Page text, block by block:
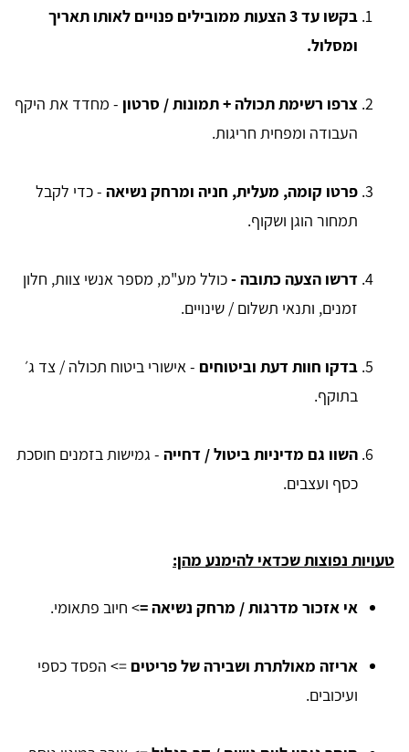
בקשו עד 3 הצעות ממובילים פנויים לאותו תאריך
ומסלול.
צרפו רשימת תכולה + תמונות / סרטון - מחדד את היקף
העבודה ומפחית חריגות.
פרטו קומה, מעלית, חניה ומרחק נשיאה - כדי לקבל
תמחור הוגן ושקוף.
דרשו הצעה כתובה -כולל מע"מ, מספר אנשי צוות, חלון
זמנים, ותנאי תשלום / שינויים.
בדקו חוות דעת וביטוחים - אישורי ביטוח תכולה / צד ג׳
בתוקף.
השוו גם מדיניות ביטול / דחייה - גמישות בזמנים חוסכת
כסף ועצבים.
טעויות נפוצות שכדאי להימנע מהן:
אי אזכור מדרגות / מרחק נשיאה => חיוב פתאומי.
אריזה מאולתרת ושבירה של פריטים => הפסד כספי
ועיכובים.